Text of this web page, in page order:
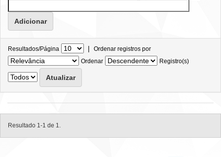
Resultados/Página | Ordenar registros por
Ordenar
Registro(s)
Resultado 1-1 de 1.